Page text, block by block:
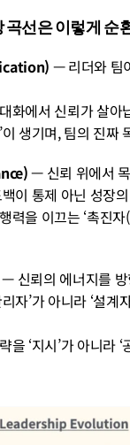
곡선은 이렇게 순
— 리더와 팀
대화에서 신뢰가 살아
이 생기며, 팀의 진
— 신뢰 위에서
백이 통제 아닌 성장
— 신뢰의 에너지를